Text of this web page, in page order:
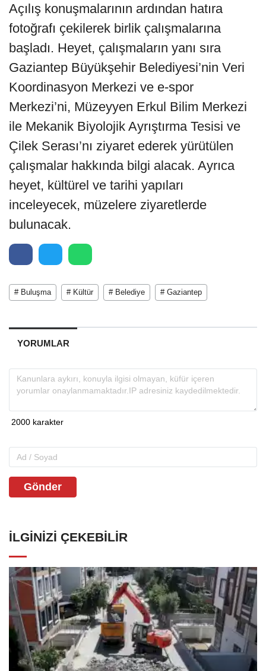
Açılış konuşmalarının ardından hatıra
fotoğrafı çekilerek birlik çalışmalarına
başladı. Heyet, çalışmaların yanı sıra
Gaziantep Büyükşehir Belediyesi’nin Veri
Koordinasyon Merkezi ve e-spor
Merkezi’ni, Müzeyyen Erkul Bilim Merkezi
ile Mekanik Biyolojik Ayrıştırma Tesisi ve
Çilek Serası’nı ziyaret ederek yürütülen
çalışmalar hakkında bilgi alacak. Ayrıca
heyet, kültürel ve tarihi yapıları
inceleyecek, müzelere ziyaretlerde
bulunacak.
# Buluşma # Kültür # Belediye # Gaziantep
YORUMLAR
Gönder
İLGINIZI ÇEKEBILIR